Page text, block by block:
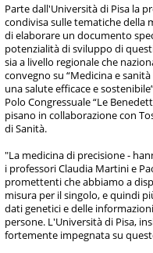
Parte dall'Università di Pisa la
condivisa sulle tematiche della
di elaborare un documento
potenzialità di sviluppo di
sia a livello regionale che
convegno su “Medicina e
una salute efficace e
Polo Congressuale “Le
pisano in collaborazione con
di Sanità.
"La medicina di precisione -
i professori Claudia Martini e
promettenti che abbiamo a
misura per il singolo, e quindi
dati genetici e delle
persone. L'Università di Pisa,
fortemente impegnata su